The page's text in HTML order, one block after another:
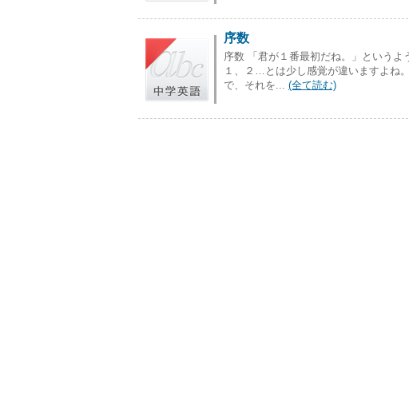
序数
序数 「君が１番最初だね。」という
１、２…とは少し感覚が違いますよね
で、それを... (全て読む)